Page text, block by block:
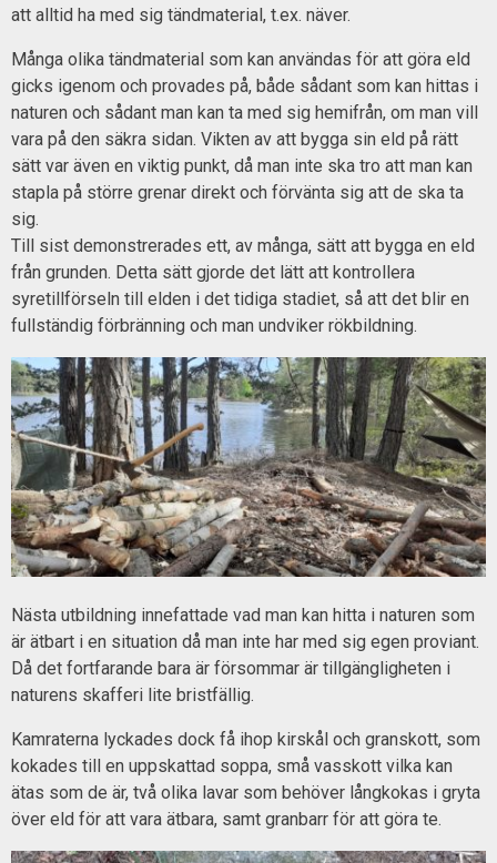
att alltid ha med sig tändmaterial, t.ex. näver.
Många olika tändmaterial som kan användas för att göra eld
gicks igenom och provades på, både sådant som kan hittas i
naturen och sådant man kan ta med sig hemifrån, om man vill
vara på den säkra sidan. Vikten av att bygga sin eld på rätt
sätt var även en viktig punkt, då man inte ska tro att man kan
stapla på större grenar direkt och förvänta sig att de ska ta
sig.
Till sist demonstrerades ett, av många, sätt att bygga en eld
från grunden. Detta sätt gjorde det lätt att kontrollera
syretillförseln till elden i det tidiga stadiet, så att det blir en
fullständig förbränning och man undviker rökbildning.
Nästa utbildning innefattade vad man kan hitta i naturen som
är ätbart i en situation då man inte har med sig egen proviant.
Då det fortfarande bara är försommar är tillgängligheten i
naturens skafferi lite bristfällig.
Kamraterna lyckades dock få ihop kirskål och granskott, som
kokades till en uppskattad soppa, små vasskott vilka kan
ätas som de är, två olika lavar som behöver långkokas i gryta
över eld för att vara ätbara, samt granbarr för att göra te.